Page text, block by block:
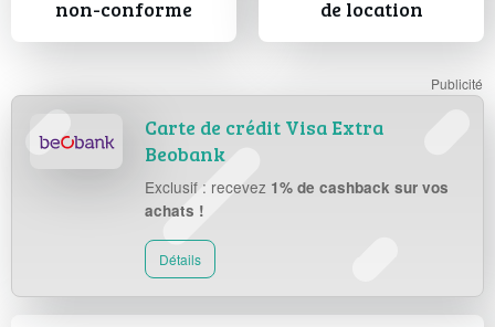
non-conforme
de location
Carte de crédit Visa Extra
Beobank
Exclusif : recevez 1% de cashback sur vos
achats !
Détails